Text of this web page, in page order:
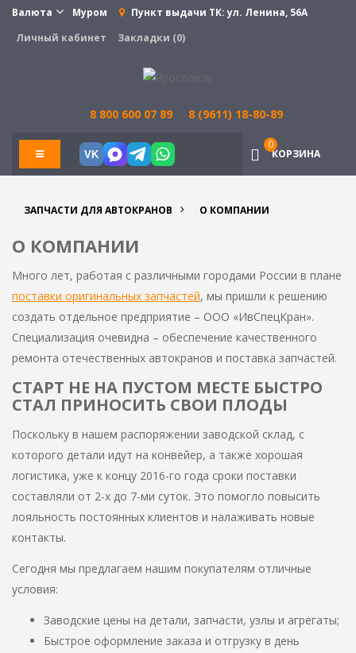
Валюта Муром Пункт выдачи ТК:ул. Ленина, 56А
Личный кабинет
Закладки (0)
8 800 600 07 89 8 (9611) 18-80-89
VK КОРЗИНА
0
ЗАПЧАСТИ ДЛЯ АВТОКРАНОВ О КОМПАНИИ
О КОМПАНИИ
Много лет, работая с различными городами России в плане
поставки оригинальных запчастей, мы пришли к решению
создать отдельное предприятие – ООО «ИвСпецКран».
Специализация очевидна – обеспечение качественного
ремонта отечественных автокранов и поставка запчастей.
СТАРТ НЕ НА ПУСТОМ МЕСТЕ БЫСТРО
СТАЛ ПРИНОСИТЬ СВОИ ПЛОДЫ
Поскольку в нашем распоряжении заводской склад, с
которого детали идут на конвейер, а также хорошая
логистика, уже к концу 2016-го года сроки поставки
составляли от 2-х до 7-ми суток. Это помогло повысить
лояльность постоянных клиентов и налаживать новые
контакты.
Сегодня мы предлагаем нашим покупателям отличные
условия:
Заводские цены на детали, запчасти, узлы и агрегаты;
Быстрое оформление заказа и отгрузку в день